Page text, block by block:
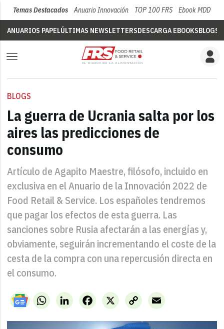
Temas Destacados Anuario Innovación TOP 100 FRS Ebook MDD
ANUARIOS PAPELÚLTIMAS NEWSLETTERSDESCARGA EBOOKSBLOGS
BLOGS
La guerra de Ucrania salta por los
aires las predicciones de
consumo
Artículo de Agapito Maestre, filósofo, incluido en
exclusiva en el Anuario de la Innovación 2022 de
Food Retail & Service. Los españoles tendremos
que pagar los efectos de esta guerra. Las
sanciones sobre Rusia afectarán a las energías y,
obviamente, seguirán incrementando el coste de la
cesta de la compra con una repercusión directa en
el consumo.
WhatsAppLinkedIn X
Facebook
Copy
Link
Email